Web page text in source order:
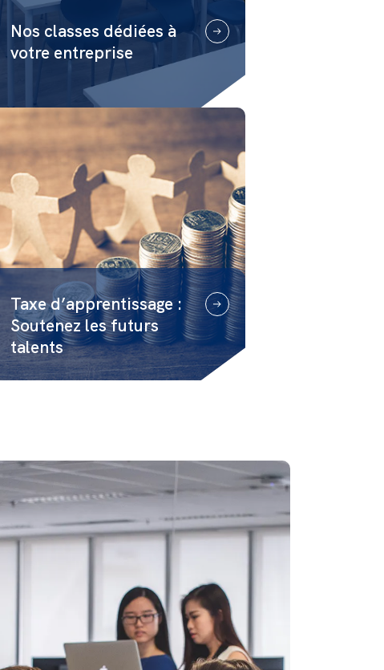
Nos classes dédiées à
votre entreprise
Taxe d’apprentissage :
Soutenez les futurs
talents